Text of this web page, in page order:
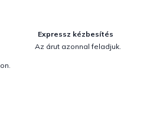
Expressz kézbesítés
Az árut azonnal feladjuk.